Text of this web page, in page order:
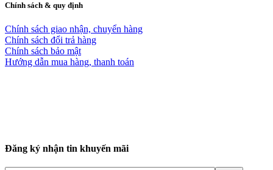
Chính sách & quy định
Chính sách giao nhận, chuyển hàng
Chính sách đổi trả hàng
Chính sách bảo mật
Hướng dẫn mua hàng, thanh toán
Đăng ký nhận tin khuyến mãi